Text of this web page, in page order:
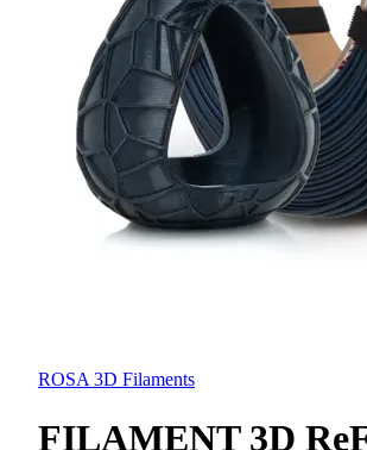
ROSA 3D Filaments
FILAMENT 3D